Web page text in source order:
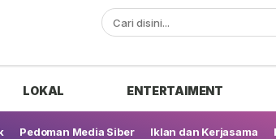
LOKAL ENTERTAIMENT
Pedoman Media Siber Iklan dan Kerjasama